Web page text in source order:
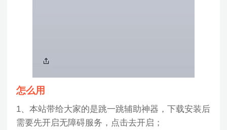
怎么用
1、本站带给大家的是跳一跳辅助神器，下载安装后
需要先开启无障碍服务，点击去开启；